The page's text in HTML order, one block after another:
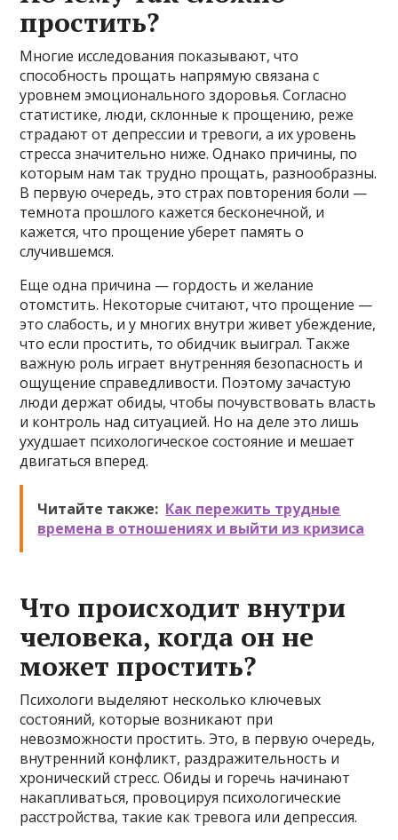
простить?
Многие исследования показывают, что
способность прощать напрямую связана с
уровнем эмоционального здоровья. Согласно
статистике, люди, склонные к прощению, реже
страдают от депрессии и тревоги, а их уровень
стресса значительно ниже. Однако причины, по
которым нам так трудно прощать, разнообразны.
В первую очередь, это страх повторения боли —
темнота прошлого кажется бесконечной, и
кажется, что прощение уберет память о
случившемся.
Еще одна причина — гордость и желание
отомстить. Некоторые считают, что прощение —
это слабость, и у многих внутри живет убеждение,
что если простить, то обидчик выиграл. Также
важную роль играет внутренняя безопасность и
ощущение справедливости. Поэтому зачастую
люди держат обиды, чтобы почувствовать власть
и контроль над ситуацией. Но на деле это лишь
ухудшает психологическое состояние и мешает
двигаться вперед.
Читайте также: Как пережить трудные
времена в отношениях и выйти из кризиса
Что происходит внутри
человека, когда он не
может простить?
Психологи выделяют несколько ключевых
состояний, которые возникают при
невозможности простить. Это, в первую очередь,
внутренний конфликт, раздражительность и
хронический стресс. Обиды и горечь начинают
накапливаться, провоцируя психологические
расстройства, такие как тревога или депрессия.